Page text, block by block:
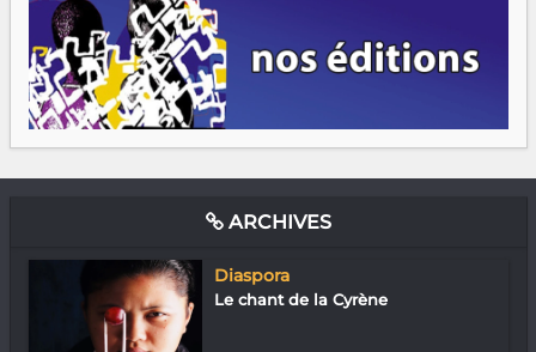
ARCHIVES
Diaspora
Le chant de la Cyrène